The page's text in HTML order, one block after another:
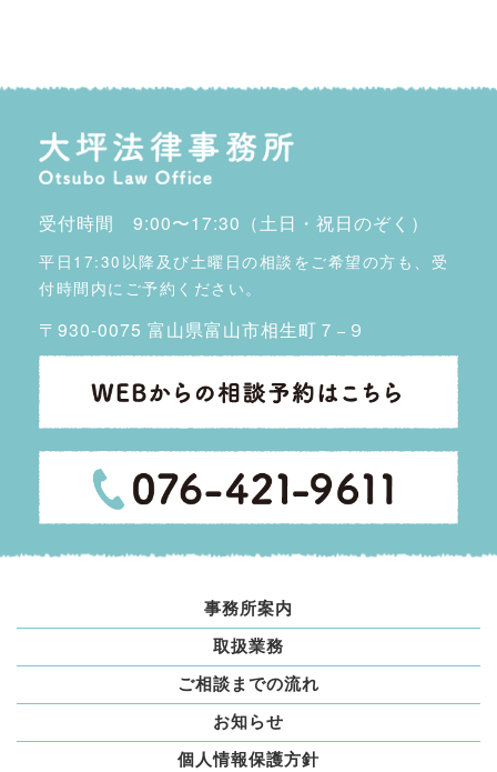
受付時間 9:00〜17:30（土日・祝日のぞく）
平日17:30以降及び土曜日の相談をご希望の方も、受
付時間内にご予約ください。
〒930-0075 富山県富山市相生町７−９
事務所案内
取扱業務
ご相談までの流れ
お知らせ
個人情報保護方針